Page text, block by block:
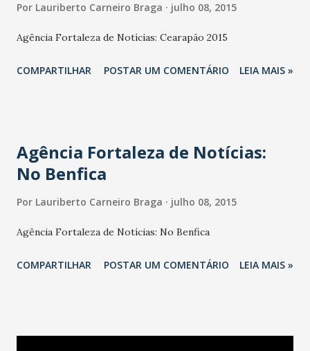
Por Lauriberto Carneiro Braga julho 08, 2015
Agência Fortaleza de Notícias: Cearapão 2015
COMPARTILHAR POSTAR UM COMENTÁRIO LEIA MAIS »
Agência Fortaleza de Notícias:
No Benfica
Por Lauriberto Carneiro Braga julho 08, 2015
Agência Fortaleza de Notícias: No Benfica
COMPARTILHAR POSTAR UM COMENTÁRIO LEIA MAIS »